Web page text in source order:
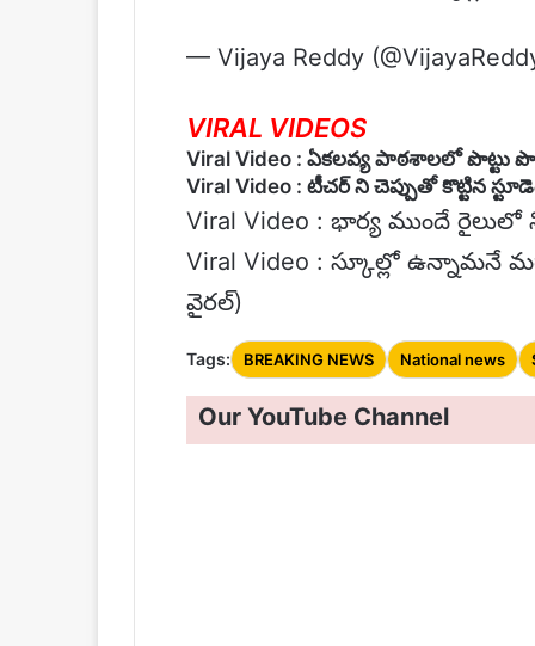
— Vijaya Reddy
VIRAL VIDEOS
Viral Video : ఏకలవ్య పాఠశాలలో పొట్టు
Viral Video : టీచర్ ని చెప్పుతో కొట్టిన
Viral Video : భార్య ముందే రైలులో
Viral Video : స్కూల్లో
వైరల్)
Tags: BREAKING NEWS National news
Our YouTube Channel